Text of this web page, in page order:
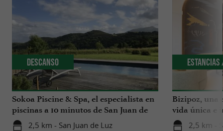
Sokoa Piscine & Spa, el especialista en
piscinas a 10 minutos de San Juan de
Luz
2,5 km - San Juan de Luz
Descanso
Bizipoz, una
vida única e
disfrutar en
2,5 km -
Estancias